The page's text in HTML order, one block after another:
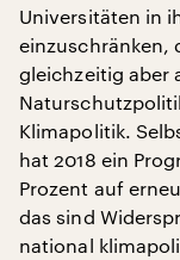
Universitäten in
einzuschränken,
gleichzeitig aber
Klimapolitik.
hat 2018 ein
Prozent auf
das sind
national